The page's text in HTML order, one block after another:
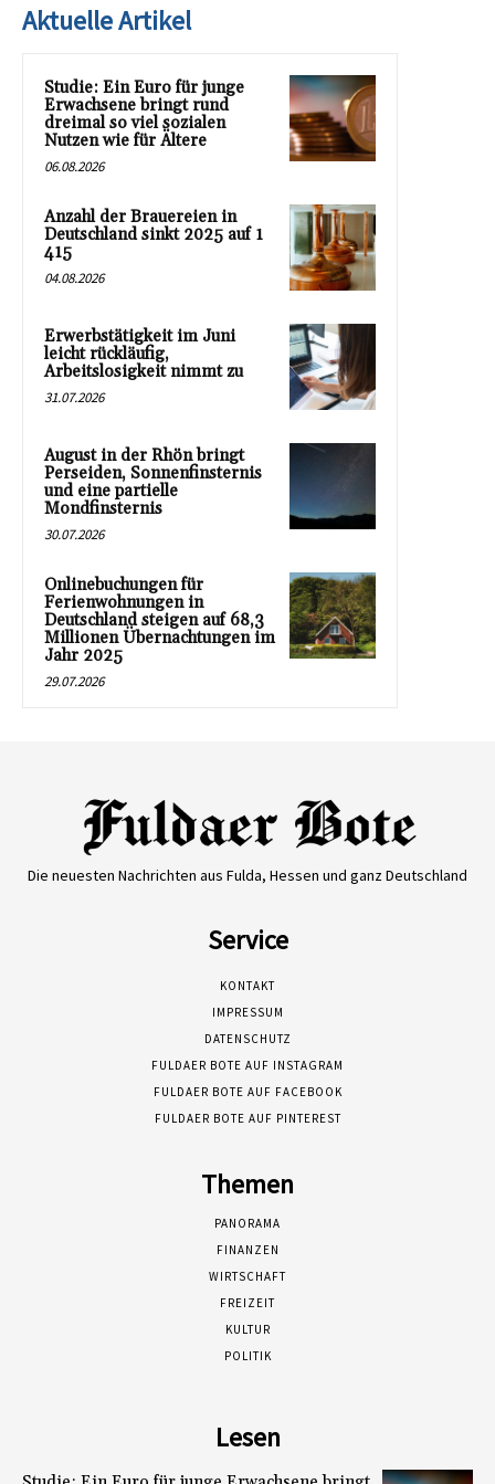
Aktuelle Artikel
Studie: Ein Euro für junge
Erwachsene bringt rund
dreimal so viel sozialen
Nutzen wie für Ältere
06.08.2026
Anzahl der Brauereien in
Deutschland sinkt 2025 auf 1
415
04.08.2026
Erwerbstätigkeit im Juni
leicht rückläufig,
Arbeitslosigkeit nimmt zu
31.07.2026
August in der Rhön bringt
Perseiden, Sonnenfinsternis
und eine partielle
Mondfinsternis
30.07.2026
Onlinebuchungen für
Ferienwohnungen in
Deutschland steigen auf 68,3
Millionen Übernachtungen im
Jahr 2025
29.07.2026
Die neuesten Nachrichten aus Fulda, Hessen und ganz Deutschland
Service
KONTAKT
IMPRESSUM
DATENSCHUTZ
FULDAER BOTE AUF INSTAGRAM
FULDAER BOTE AUF FACEBOOK
FULDAER BOTE AUF PINTEREST
Themen
PANORAMA
FINANZEN
WIRTSCHAFT
FREIZEIT
KULTUR
POLITIK
Lesen